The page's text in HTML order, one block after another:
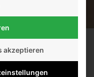
akzeptieren